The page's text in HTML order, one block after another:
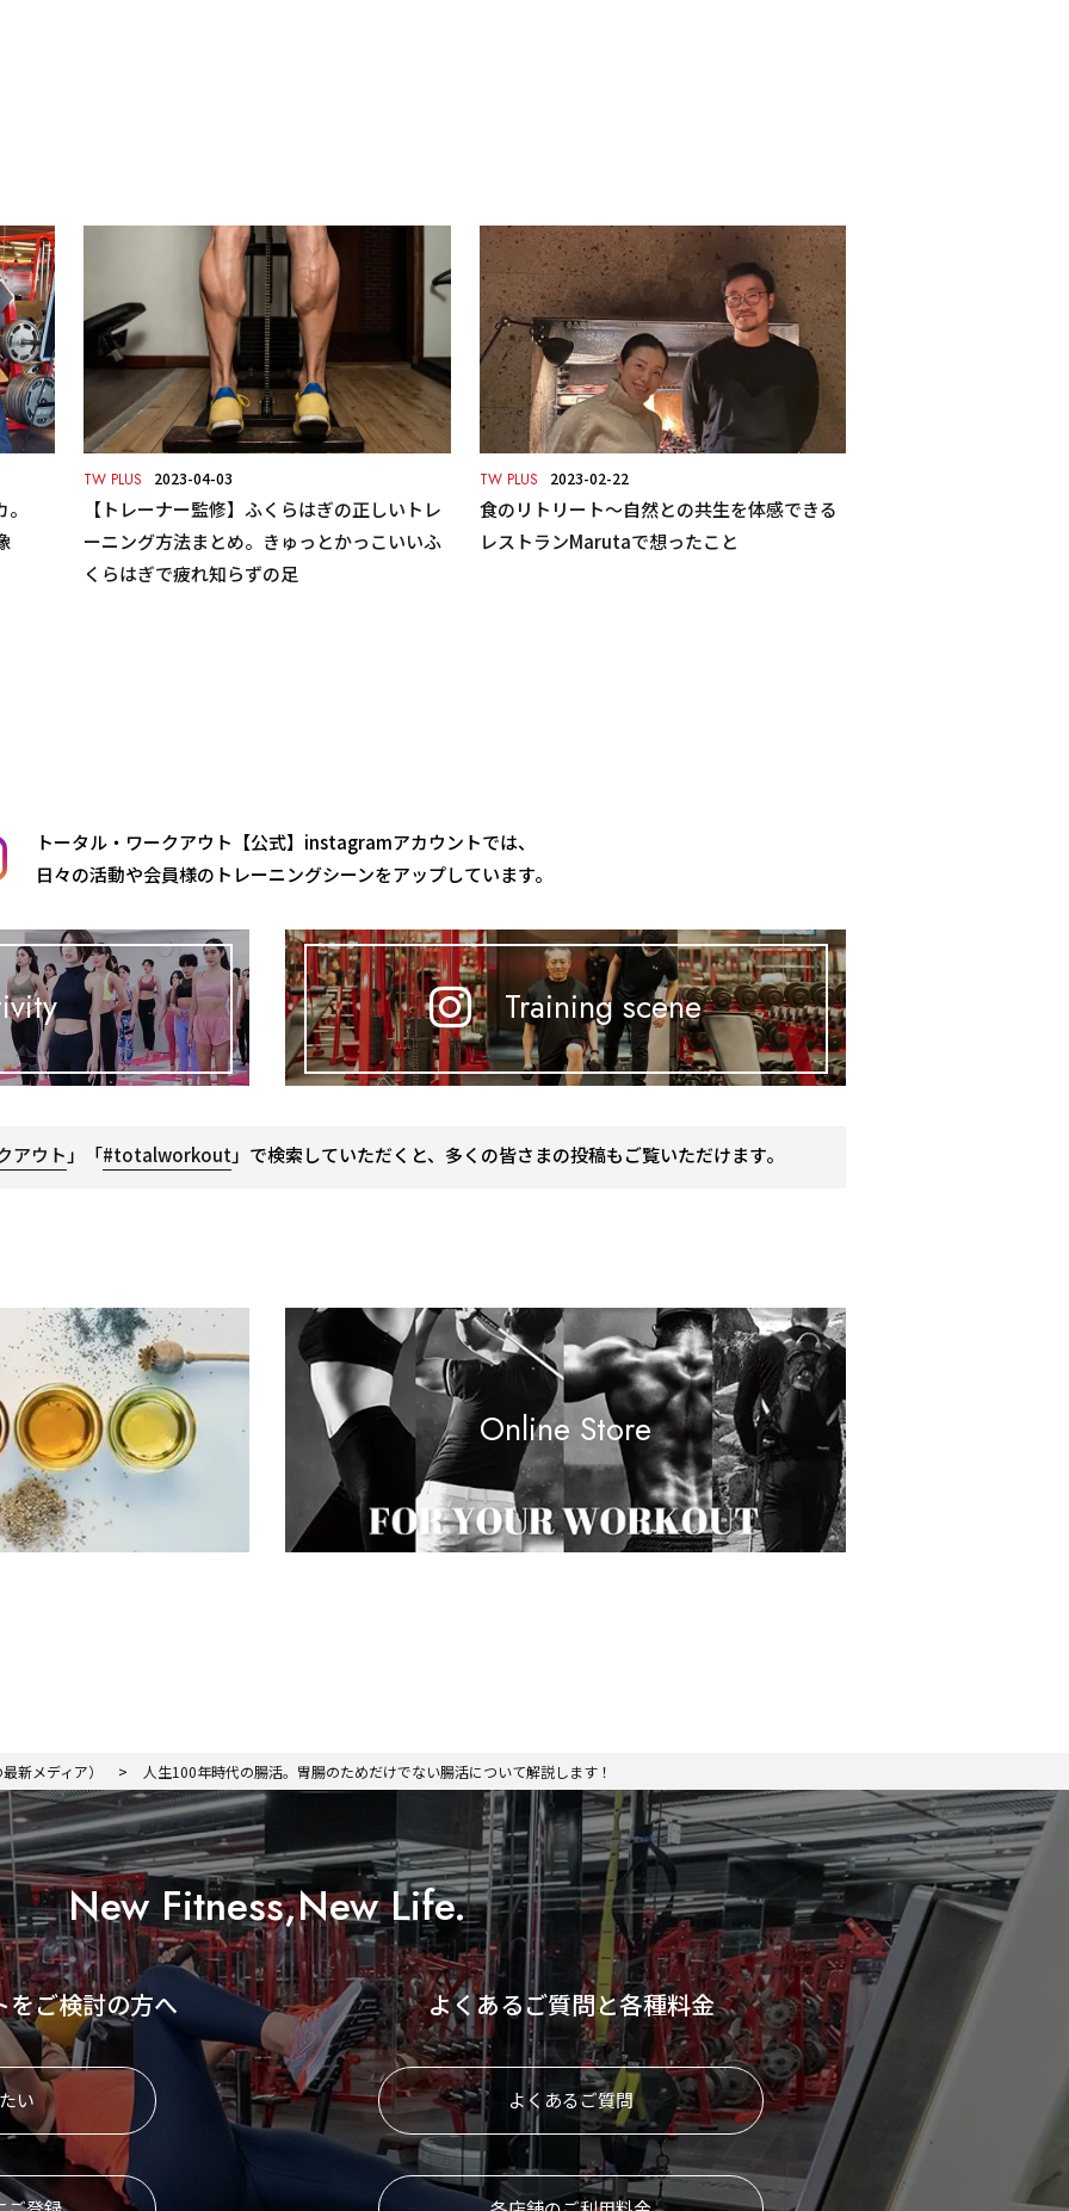
TW PLUS 2023-04-03
【トレーナー監修】ふくらはぎの正しいトレ
ーニング方法まとめ。きゅっとかっこいいふ
くらはぎで疲れ知らずの足
TW PLUS 2023-02-22
食のリトリート～自然との共生を体感できる
レストランMarutaで想ったこと
トータル・ワークアウト【公式】instagramアカウントでは、
日々の活動や会員様のトレーニングシーンをアップしています。
Training scene
アウト 」「#totalworkout 」で検索していただくと、多くの皆さまの投稿もご覧いただけます。
Online Store
新メディア） 人生100年時代の腸活。胃腸のためだけでない腸活について解説します！
New Fitness,New Life.
をご検討の方へ
い
よくあるご質問と各種料金
よくあるご質問